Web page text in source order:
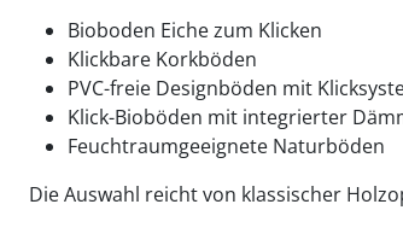
Bioboden Eiche zum Klicken
Klickbare Korkböden
PVC-freie Designböden mit
Klick-Bioböden mit integrierter
Feuchtraumgeeignete Naturböden
Die Auswahl reicht von klassischer